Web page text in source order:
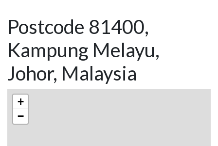
Postcode 81400,
Kampung Melayu,
Johor, Malaysia
+
−